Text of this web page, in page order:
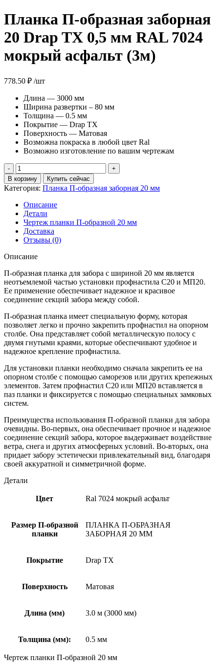
Планка П-образная заборная
20 Drap TX 0,5 мм RAL 7024
мокрый асфальт (3м)
778.50 ₽ /шт
Длина — 3000 мм
Ширина развертки – 80 мм
Толщина — 0.5 мм
Покрытие — Drap TX
Поверхность — Матовая
Возможна покраска в любой цвет Ral
Возможно изготовление по вашим чертежам
Количество
товара
Планка
П-
образная
заборная
20
Drap
TX
0,5
мм
7024
мокрый
асфальт
(3м)
В корзину Купить сейчас
Категория: Планка П-образная заборная 20 мм
Описание
Детали
Чертеж планки П-образной 20 мм
Доставка
Отзывы (0)
Описание
П-образная планка для забора с шириной 20 мм является
неотъемлемой частью установки профнастила С20 и МП20.
Ее применение обеспечивает надежное и красивое
соединение секций забора между собой.
П-образная планка имеет специальную форму, которая
позволяет легко и прочно закрепить профнастил на опорном
столбе. Она представляет собой металлическую полосу с
двумя гнутыми краями, которые обеспечивают удобное и
надежное крепление профнастила.
Для установки планки необходимо сначала закрепить ее на
опорном столбе с помощью саморезов или других крепежных
элементов. Затем профнастил С20 или МП20 вставляется в
паз планки и фиксируется с помощью специальных замковых
систем.
Преимущества использования П-образной планки для забора
очевидны. Во-первых, она обеспечивает прочное и надежное
соединение секций забора, которое выдерживает воздействие
ветра, снега и других атмосферных условий. Во-вторых, она
придает забору эстетически привлекательный вид, благодаря
своей аккуратной и симметричной форме.
Детали
Цвет Ral 7024 мокрый асфальт
Размер П-образной
планки
ПЛАНКА П-ОБРАЗНАЯ
ЗАБОРНАЯ 20 ММ
Покрытие Drap TX
Поверхность Матовая
Длина (мм) 3.0 м (3000 мм)
Толщина (мм): 0.5 мм
Чертеж планки П-образной 20 мм